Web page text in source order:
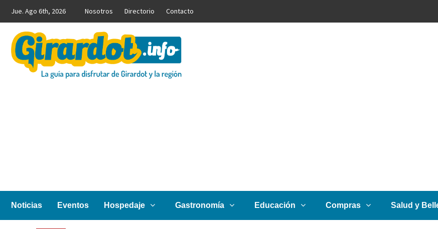
contenido
Jue. Ago 6th, 2026 Nosotros Directorio Contacto
Noticias Eventos Hospedaje Gastronomía Educación Compras Salud y